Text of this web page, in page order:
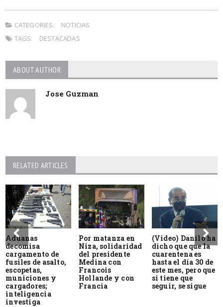
CATEGORIES:
NOTICIAS
TAGS:
DESTACADAS
ABOUT AUTHOR
Jose Guzman
RELATED ARTICLES
Aduanas
decomisa
cargamento de
fusiles de asalto,
escopetas,
municiones y
cargadores;
inteligencia
investiga
Por matanza en
Niza, solidaridad
del presidente
Medina con
Francois
Hollande y con
Francia
(Video) Danilo ha
dicho que que la
cuarentena es
hasta el día 30 de
este mes, pero que
si tiene que
seguir, se sigue